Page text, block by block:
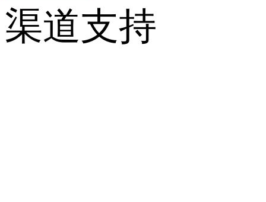
渠道支持